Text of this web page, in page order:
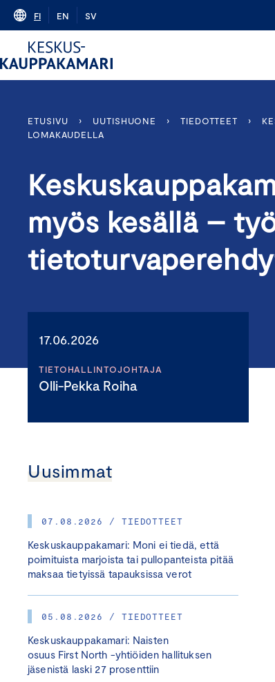
Skip
content
FI EN SV
ETUSIVU › UUTISHUONE › TIEDOTTEET ›
LOMAKAUDELLA
myös kesällä –
17.06.2026
TIETOHALLINTOJOHTAJA
Olli-Pekka Roiha
Uusimmat
07.08.2026 / TIEDOTTEET
Keskuskauppakamari: Moni ei tiedä, että
poimituista marjoista tai pullopanteista pitää
maksaa tietyissä tapauksissa verot
05.08.2026 / TIEDOTTEET
Keskuskauppakamari: Naisten
osuus First North -yhtiöiden hallituksen
jäsenistä laski 27 prosenttiin